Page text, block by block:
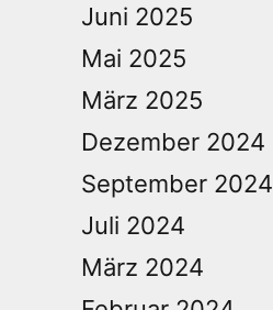
Juni 2025
Mai 2025
März 2025
Dezember 2024
September 2024
Juli 2024
März 2024